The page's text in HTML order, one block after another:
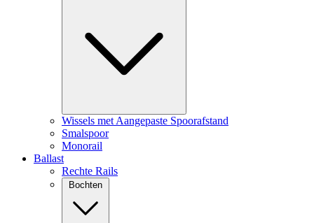
Wissels met Aangepaste Spoorafstand
Smalspoor
Monorail
Ballast
Rechte Rails
Bochten